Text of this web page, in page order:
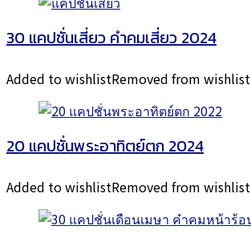
30 แคปชั่นเสี่ยว คำคมเสี่ยว 2024
Added to wishlistRemoved from wishlist
20 แคปชั่นพระอาทิตย์ตก 2024
Added to wishlistRemoved from wishlist